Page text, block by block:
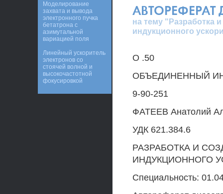
АВТОРЕФЕРАТ
на тему "Разработка
индукционного
О .50
ОБЪЕДИНЕННЫЙ
9-90-251
ФАТЕЕВ Анатолий
УДК 621.384.6
РАЗРАБОТКА И
ИНДУКЦИОННОГО
Специальность:
Моделирование
захвата и вывода
электронного пучка
бетатрона с
азимутальной
вариацией поля
Линейный ускоритель
электронов со
стоячей волной и
высокочастотной
фокусировкой